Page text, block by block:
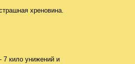
хреновина.
7 кило унижений и